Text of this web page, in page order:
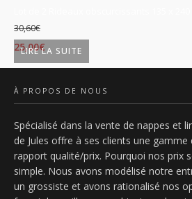
LIRE LA SUITE
30,60€
Le
prix
initial
30,60€.
25,00€Le
prix
actuel
25,00€.
À PROPOS DE NOUS
Spécialisé dans la vente de nappes et
de Jules offre à ses clients une
rapport qualité/prix. Pourquoi nos prix
simple. Nous avons modélisé notre
un grossiste et avons rationalisé nos